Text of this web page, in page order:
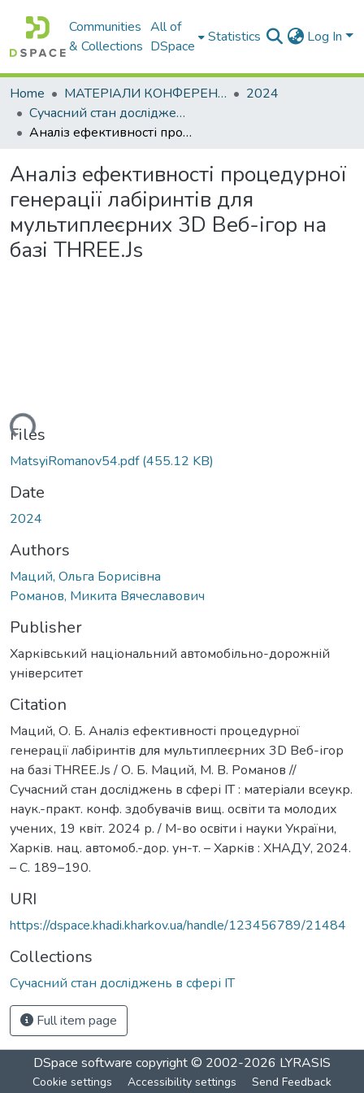
Communities
& Collections
All of
DSpace
Statistics Log In
Home МАТЕРІАЛИ КОНФЕРЕНЦІЙ
2024
Сучасний стан досліджень в сфері ІТ
Аналіз ефективності процедурної генерації лабіринтів для мультиплеєрних 3D Веб-ігор на базі THREE.Js
Аналіз ефективності процедурної
генерації лабіринтів для
мультиплеєрних 3D Веб-ігор на
базі THREE.Js
Files
MatsyiRomanov54.pdf(455.12 KB)
Date
2024
Authors
Маций, Ольга Борисівна
Романов, Микита Вячеславович
Publisher
Харківський національний автомобільно-дорожній
університет
Citation
Маций, О. Б. Аналіз ефективності процедурної
генерації лабіринтів для мультиплеєрних 3D Веб-ігор
на базі THREE.Js / О. Б. Маций, М. В. Романов //
Сучасний стан досліджень в сфері ІТ : матеріали всеукр.
наук.-практ. конф. здобувачів вищ. освіти та молодих
учених, 19 квіт. 2024 р. / М-во освiти i науки України,
Харків. нац. автомоб.-дор. ун-т. – Харків : ХНАДУ, 2024.
– С. 189–190.
URI
https://dspace.khadi.kharkov.ua/handle/123456789/21484
Collections
Сучасний стан досліджень в сфері ІТ
Full item page
DSpace software copyright © 2002-2026 LYRASIS
Cookie settings Accessibility settings Send Feedback